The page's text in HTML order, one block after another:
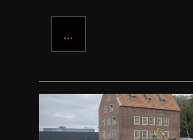
...